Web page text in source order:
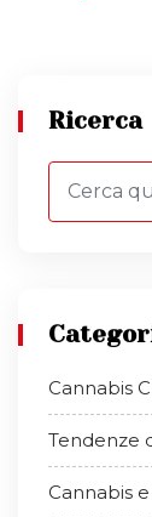
Ricerca
Cannabis
Tendenze
Cannabis